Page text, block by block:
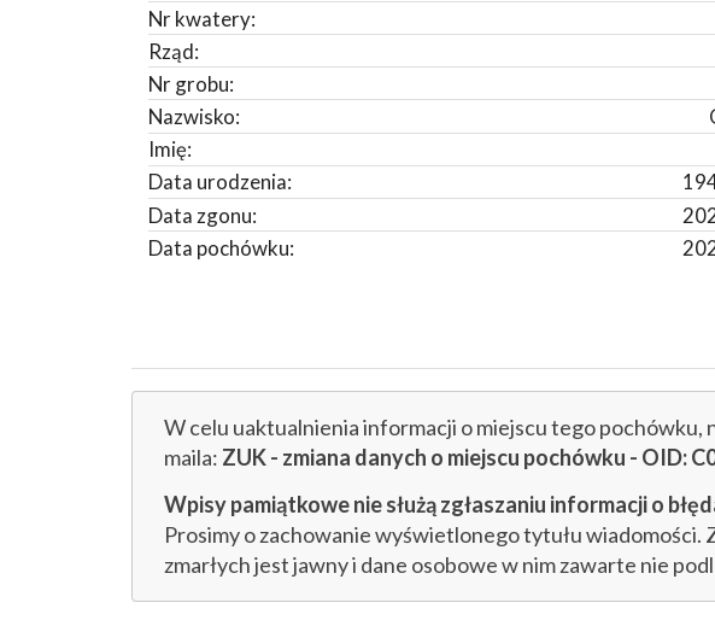
Nr kwatery:
Rząd:
Nr grobu:
Nazwisko:
Imię:
Data urodzenia:
Data zgonu:
Data pochówku:
W celu uaktualnienia informacji o miejscu tego pochówku,
maila: ZUK - zmiana danych o miejscu pochówku - OID:
Wpisy pamiątkowe nie służą zgłaszaniu informacji o
Prosimy o zachowanie wyświetlonego tytułu wiadomości.
zmarłych jest jawny i dane osobowe w nim zawarte nie